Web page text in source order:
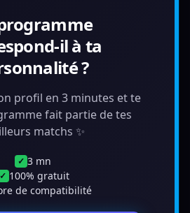
il à ta
?
profil en 3 minutes et te
fait partie de tes
matchs ✨
✓ 3 mn
✓ 100% gratuit
de compatibilité